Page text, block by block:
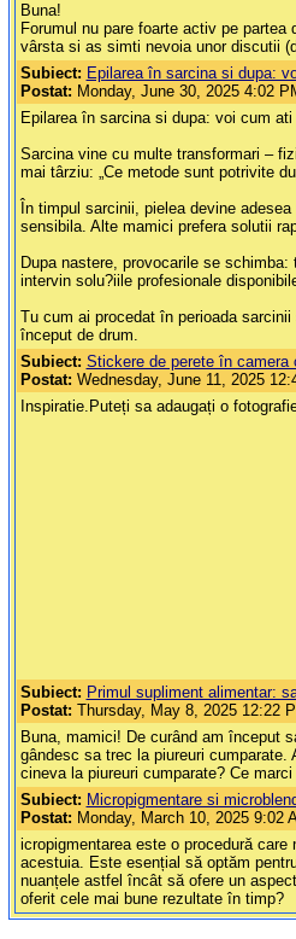
Buna!
Forumul nu pare foarte activ pe
vârsta si as simti nevoia unor discutii
Subiect: Epilarea în sarcina si dupa:
Postat: Monday, June 30, 2025 4:02
Epilarea în sarcina si dupa: voi cum ati
Sarcina vine cu multe transformari –
mai târziu: „Ce metode sunt potrivite
În timpul sarcinii, pielea devine
sensibila. Alte mamici prefera solutii
Dupa nastere, provocarile se
intervin solu?iile profesionale
Tu cum ai procedat în perioada
început de drum.
Subiect: Stickere de perete în camera
Postat: Wednesday, June 11, 2025
Inspiratie.Puteți sa adaugați o
Subiect: Primul supliment alimentar:
Postat: Thursday, May 8, 2025 12:22
Buna, mamici! De curând am început
gândesc sa trec la piureuri
cineva la piureuri cumparate? Ce
Subiect: Micropigmentare si
Postat: Monday, March 10, 2025 9:02
icropigmentarea este o procedură
acestuia. Este esențial să optăm
nuanțele astfel încât să ofere un
oferit cele mai bune rezultate în timp?